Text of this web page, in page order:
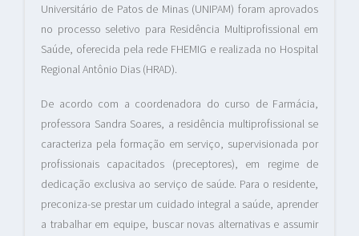
Universitário de Patos de Minas (UNIPAM) foram aprovados
no processo seletivo para Residência Multiprofissional em
Saúde, oferecida pela rede FHEMIG e realizada no Hospital
Regional Antônio Dias (HRAD).
De acordo com a coordenadora do curso de Farmácia,
professora Sandra Soares, a residência multiprofissional se
caracteriza pela formação em serviço, supervisionada por
profissionais capacitados (preceptores), em regime de
dedicação exclusiva ao serviço de saúde. Para o residente,
preconiza-se prestar um cuidado integral a saúde, aprender
a trabalhar em equipe, buscar novas alternativas e assumir